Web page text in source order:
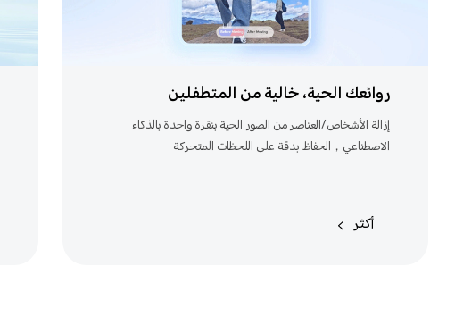
روائعك الحية، خالية من المتطفلين
إزالة الأشخاص/العناصر من الصور الحية بنقرة واحدة بالذكاء
الاصطناعي，الحفاظ بدقة على اللحظات المتحركة
أكثر